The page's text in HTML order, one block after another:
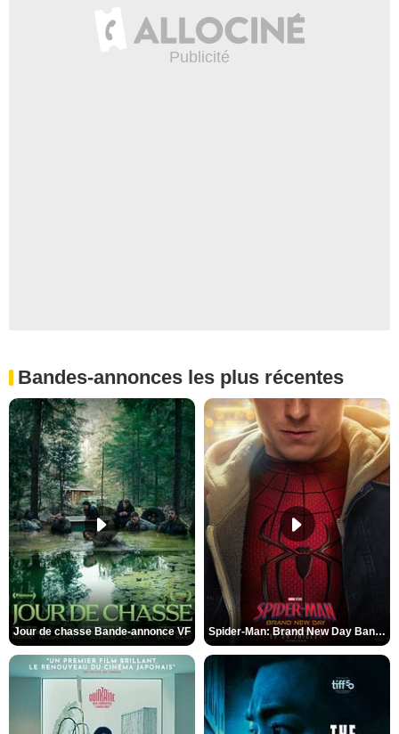
Bandes-annonces les plus récentes
Jour de chasse Bande-annonce VF Spider-Man: Brand New Day Bande-annonce (3) VO STFR